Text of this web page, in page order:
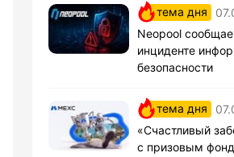
тема дня
Neopool
инциденте
безопасности
тема дня
«Счастливый
с призовым